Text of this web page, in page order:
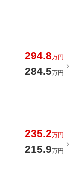
294.8万円
284.5万円
235.2万円
215.9万円